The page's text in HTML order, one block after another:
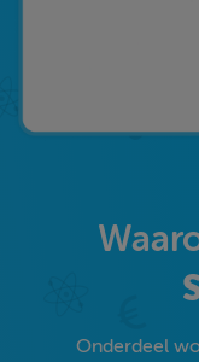
Onderdeel